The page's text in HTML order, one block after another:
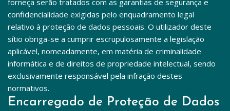
forneça serão tratados com as garantias de segurança e
confidencialidade exigidas pelo enquadramento legal
relativo à proteção de dados pessoais. O utilizador deste
sítio obriga-se a cumprir escrupulosamente a legislação
aplicável, nomeadamente, em matéria de criminalidade
informática e de direitos de propriedade intelectual, sendo
exclusivamente responsável pela infração destes
normativos.
Encarregado de Proteção de Dados